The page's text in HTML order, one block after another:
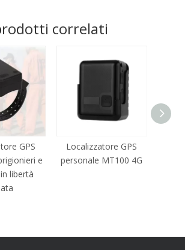
correlati
GPS
e
libertà
Localizzatore GPS
personale MT100 4G